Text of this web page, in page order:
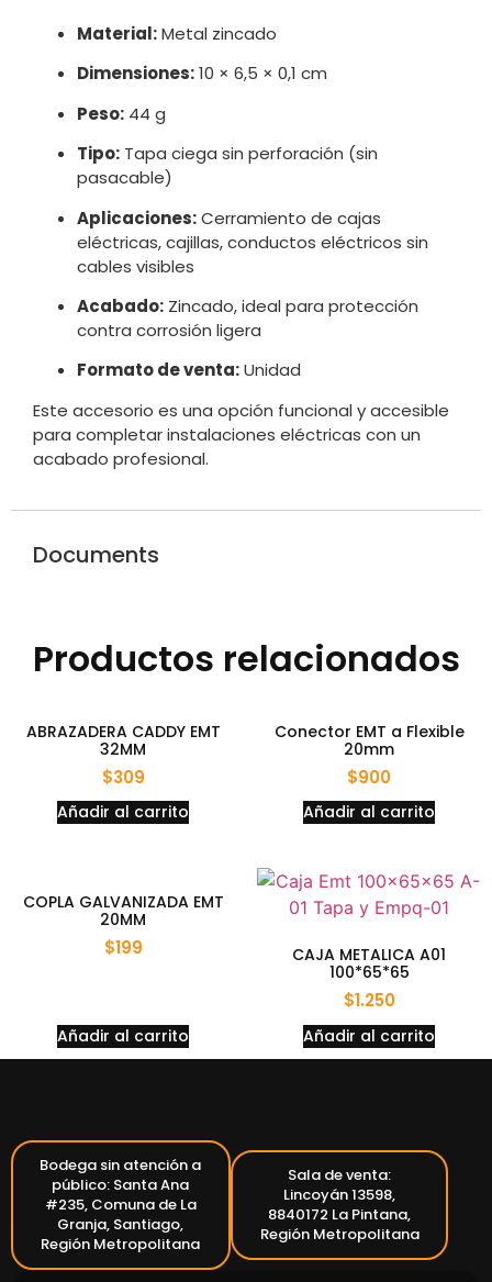
Material:Metal zincado
Dimensiones:10 × 6,5 × 0,1 cm
Peso: 44 g
Tipo: Tapa ciega sin perforación (sin
pasacable)
Aplicaciones:Cerramiento de cajas
eléctricas, cajillas, conductos eléctricos sin
cables visibles
Acabado: Zincado, ideal para protección
contra corrosión ligera
Formato de venta:Unidad
Este accesorio es una opción funcional y accesible
para completar instalaciones eléctricas con un
acabado profesional.
Documents
Productos relacionados
ABRAZADERA CADDY EMT
32MM
$309
Añadir al carrito
Conector EMT a Flexible
20mm
$900
Añadir al carrito
COPLA GALVANIZADA EMT
20MM
$199
Añadir al carrito
CAJA METALICA A01
100*65*65
$1.250
Añadir al carrito
Bodega sin atención a
público: Santa Ana
#235, Comuna de La
Granja, Santiago,
Región Metropolitana
Sala de venta:
Lincoyán 13598,
8840172 La Pintana,
Región Metropolitana